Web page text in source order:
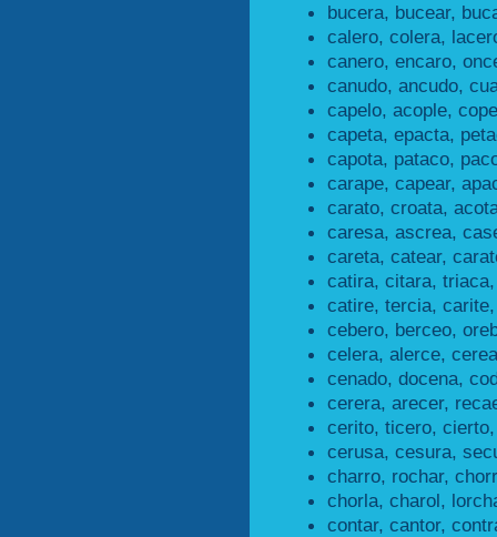
bucera, bucear,
calero, colera,
canero, encaro,
canudo, ancudo,
capelo, acople,
capeta, epacta,
capota, pataco,
carape, capear,
carato, croata,
caresa, ascrea,
careta, catear,
catira, citara,
catire, tercia,
cebero, berceo,
celera, alerce,
cenado, docena,
cerera, arecer,
cerito, ticero,
cerusa, cesura,
charro, rochar,
chorla, charol,
contar, cantor,